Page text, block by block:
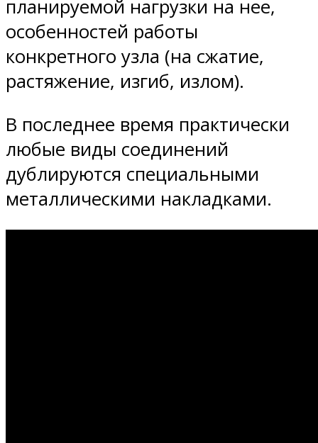
планируемой нагрузки на нее,
особенностей работы
конкретного узла (на сжатие,
растяжение, изгиб, излом).
В последнее время практически
любые виды соединений
дублируются специальными
металлическими накладками.